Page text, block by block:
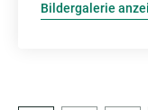
Bildergalerie